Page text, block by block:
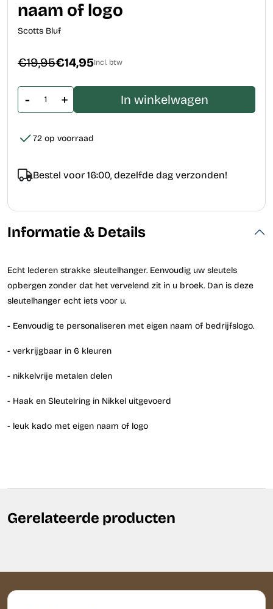
naam of logo
Scotts Bluf
€19,95€14,95Incl. btw
- + In winkelwagen
72 op voorraad
Bestel voor 16:00, dezelfde dag verzonden!
Informatie & Details
Echt lederen strakke sleutelhanger. Eenvoudig uw sleutels
opbergen zonder dat het vervelend zit in u broek. Dan is deze
sleutelhanger echt iets voor u.
- Eenvoudig te personaliseren met eigen naam of bedrijfslogo.
- verkrijgbaar in 6 kleuren
- nikkelvrije metalen delen
- Haak en Sleutelring in Nikkel uitgevoerd
- leuk kado met eigen naam of logo
Gerelateerde producten